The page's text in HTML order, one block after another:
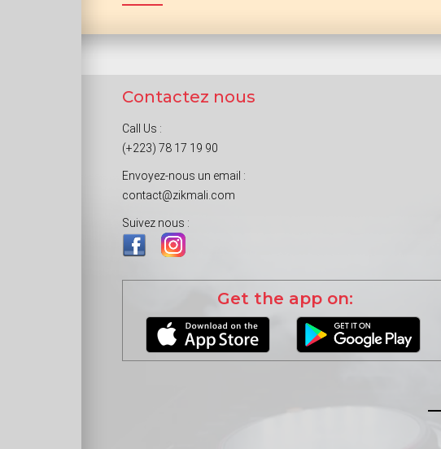
Contactez nous
Call Us :
(+223) 78 17 19 90
Envoyez-nous un email :
contact@zikmali.com
Suivez nous :
Get the app on: